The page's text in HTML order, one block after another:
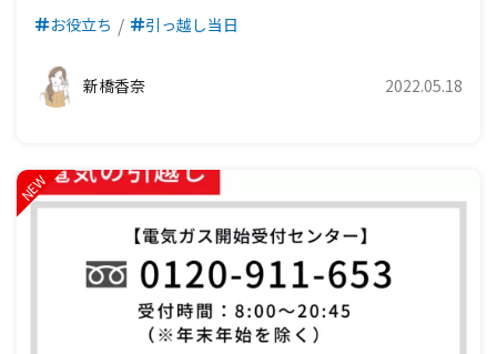
お役立ち 引っ越し当日
新橋香奈 2022.05.18